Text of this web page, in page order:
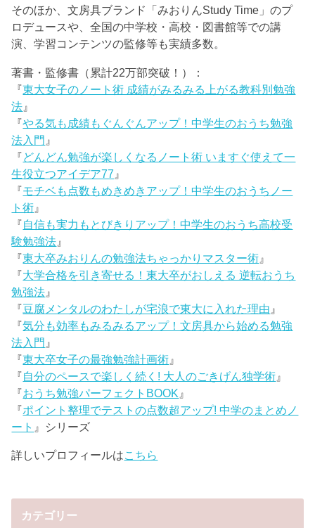
そのほか、文房具ブランド「みおりんStudy Time」のプ
ロデュースや、全国の中学校・高校・図書館等での講
演、学習コンテンツの監修等も実績多数。
著書・監修書（累計22万部突破！）：
『東大女子のノート術 成績がみるみる上がる教科別勉強
法 』
『やる気も成績もぐんぐんアップ！中学生のおうち勉強
法入門 』
『どんどん勉強が楽しくなるノート術 いますぐ使えて一
生役立つアイデア77 』
『モチベも点数もめきめきアップ！中学生のおうちノー
ト術 』
『自信も実力もとびきりアップ！中学生のおうち高校受
験勉強法 』
『東大卒みおりんの勉強法ちゃっかりマスター術 』
『大学合格を引き寄せる！東大卒がおしえる 逆転おうち
勉強法 』
『豆腐メンタルのわたしが宅浪で東大に入れた理由 』
『気分も効率もみるみるアップ！文房具から始める勉強
法入門 』
『東大卒女子の最強勉強計画術 』
『自分のペースで楽しく続く! 大人のごきげん独学術 』
『おうち勉強パーフェクトBOOK 』
『ポイント整理でテストの点数超アップ! 中学のまとめノ
ート 』シリーズ
詳しいプロフィールはこちら
カテゴリー